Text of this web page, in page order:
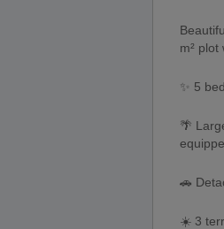
m²
✨ 5
🌴
🚗
☀️ 3